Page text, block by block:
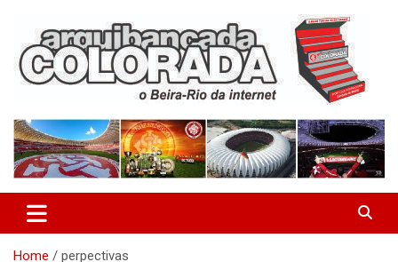
content
Arquibancada Colorada
Home perpectivas